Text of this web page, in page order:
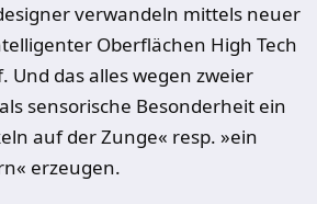
verwandeln mittels neuer
Oberflächen High Tech
Und das alles wegen zweier
sensorische Besonderheit ein
auf der Zunge« resp. »ein
erzeugen.